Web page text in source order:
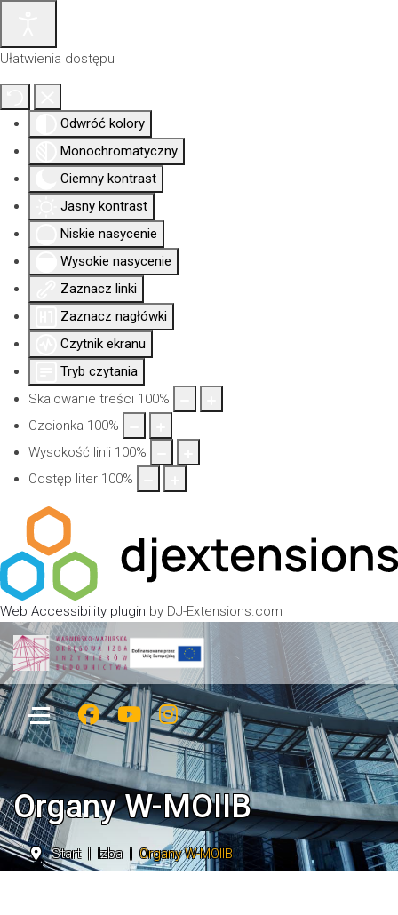
Ułatwienia dostępu
Odwróć kolory
Monochromatyczny
Ciemny kontrast
Jasny kontrast
Niskie nasycenie
Wysokie nasycenie
Zaznacz linki
Zaznacz nagłówki
Czytnik ekranu
Tryb czytania
Skalowanie treści 100%
Czcionka 100%
Wysokość linii 100%
Odstęp liter 100%
Web Accessibility plugin by DJ-Extensions.com
Izba
Aktualności
siedziba
Organy W-MOIIB
Start Izba Organy W-MOIIB